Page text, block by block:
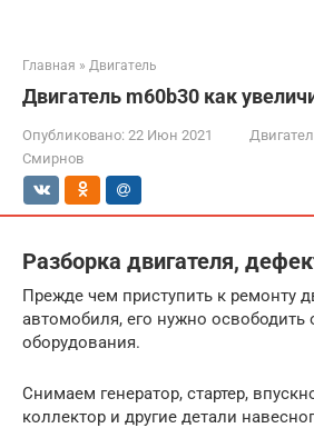
Главная » Двигатель
Двигатель m60b30 как
Опубликовано: 22 Июн 2021
Смирнов
Разборка двигателя,
Прежде чем приступить к ремонту
автомобиля, его нужно освободить
оборудования.
Снимаем генератор, стартер,
коллектор и другие детали